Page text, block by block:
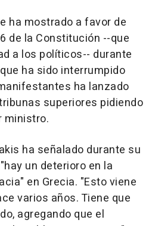
ha mostrado a favor de
de la Constitución --que
a los políticos-- durante
ha sido interrumpido
ha lanzado
superiores pidiendo
ministro.
ha señalado durante su
un deterioro en la
en Grecia. "Esto viene
varios años. Tiene que
agregando que el